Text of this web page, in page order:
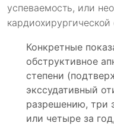
успеваемость, или
Конкретные
обструктивное
степени
экссудативный
разрешению, три
или четыре за